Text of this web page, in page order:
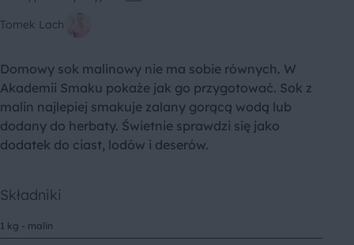
Tomek Lach
Domowy sok malinowy nie ma sobie równych. W
Akademii Smaku pokaże jak go przygotować. Sok z
malin najlepiej smakuje zalany gorącą wodą lub
dodany do herbaty. Świetnie sprawdzi się jako
dodatek do ciast, lodów i deserów.
Składniki
1 kg - malin